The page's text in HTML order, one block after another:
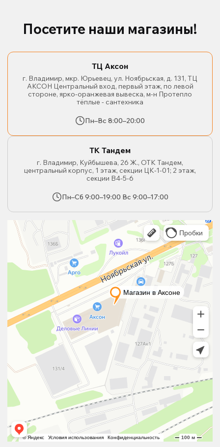
Посетите наши магазины!
ТЦ Аксон
г. Владимир, мкр. Юрьевец, ул. Ноябрьская, д. 131, ТЦ
АКСОН Центральный вход, первый этаж, по левой
стороне, ярко-оранжевая вывеска, м-н Протепло
тёплые - сантехника
Пн–Вс 8:00–20:00
ТК Тандем
г. Владимир, Куйбышева, 26 Ж., ОТК Тандем,
центральный корпус, 1 этаж, секции ЦК-1-01; 2 этаж,
секции В4-5-6
Пн–Сб 9:00–19:00 Вс 9:00–17:00